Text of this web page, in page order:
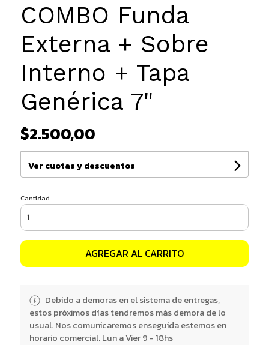
COMBO Funda
Externa + Sobre
Interno + Tapa
Genérica 7"
$2.500,00
Ver cuotas y descuentos
Cantidad
AGREGAR AL CARRITO
Debido a demoras en el sistema de entregas,
estos próximos días tendremos más demora de lo
usual. Nos comunicaremos enseguida estemos en
horario comercial. Lun a Vier 9 - 18hs